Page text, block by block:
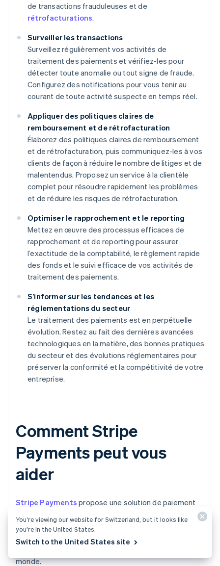
de transactions frauduleuses et de
rétrofacturations.
Surveiller les transactions
Surveillez régulièrement vos activités de
traitement des paiements et vérifiez-les pour
détecter toute anomalie ou tout signe de fraude.
Configurez des notifications pour vous tenir au
courant de toute activité suspecte en temps réel.
Appliquer des politiques claires de
remboursement et de rétrofacturation
Élaborez des politiques claires de remboursement
et de rétrofacturation, puis communiquez-les à vos
clients de façon à réduire le nombre de litiges et de
malentendus. Proposez un service à la clientèle
complet pour résoudre rapidement les problèmes
et de réduire les risques de rétrofacturation.
Optimiser le rapprochement et le reporting
Mettez en œuvre des processus efficaces de
rapprochement et de reporting pour assurer
l’exactitude de la comptabilité, le règlement rapide
des fonds et le suivi efficace de vos activités de
traitement des paiements.
S’informer sur les tendances et les
réglementations du secteur
Le traitement des paiements est en perpétuelle
évolution. Restez au fait des dernières avancées
technologiques en la matière, des bonnes pratiques
du secteur et des évolutions réglementaires pour
préserver la conformité et la compétitivité de votre
entreprise.
Comment Stripe
Payments peut vous
aider
Stripe Payments propose une solution de paiement
entreprises, des startup en phase de croissance aux
grandes entreprises internationales, d’accepter des
monde.
You’re viewing our website for Switzerland, but it looks like
you’re in the United States.
Switch to the United States site